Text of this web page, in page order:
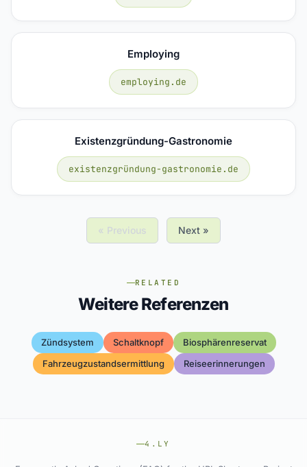
Employing
employing.de
Existenzgründung-Gastronomie
existenzgründung-gastronomie.de
« Previous Next »
RELATED
Weitere Referenzen
Zündsystem Schaltknopf
Biosphärenreservat
Fahrzeugzustandsermittlung
Reiseerinnerungen
4.LY